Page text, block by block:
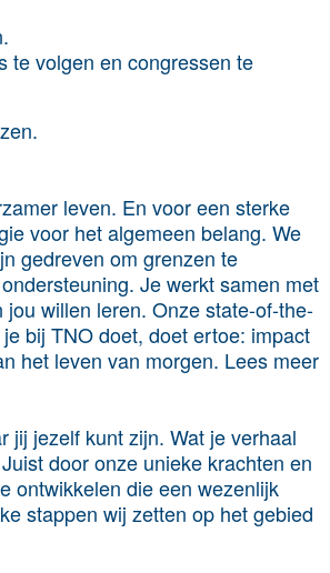
te volgen en congressen te
leven. En voor een sterke
voor het algemeen belang. We
gedreven om grenzen te
Je werkt samen met
willen leren. Onze state-of-the-
bij TNO doet, doet ertoe: impact
het leven van morgen. Lees meer
jij jezelf kunt zijn. Wat je verhaal
door onze unieke krachten en
ontwikkelen die een wezenlijk
stappen wij zetten op het gebied